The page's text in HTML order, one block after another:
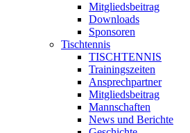
Mitgliedsbeitrag
Downloads
Sponsoren
Tischtennis
TISCHTENNIS
Trainingszeiten
Ansprechpartner
Mitgliedsbeitrag
Mannschaften
News und Berichte